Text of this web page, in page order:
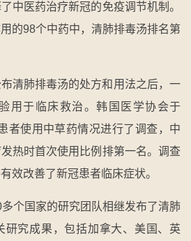
中医药治疗新冠的免疫调节机制。
的98个中药中，清肺排毒汤排名第
清肺排毒汤的处方和用法之后，一
用于临床救治。韩国医学协会于
者使用中草药情况进行了调查，中
热时首次使用比例排第一名。调查
效改善了新冠患者临床症状。
个国家的研究团队相继发布了清肺
研究成果，包括加拿大、美国、英